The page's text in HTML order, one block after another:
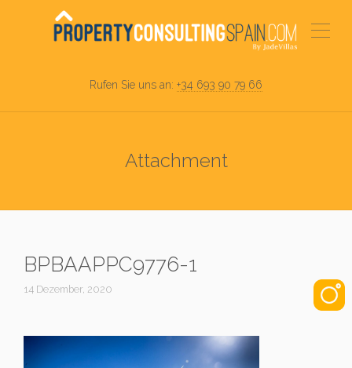
Rufen Sie uns an: +34 693 90 79 66
Attachment
BPBAAPPC9776-1
14 Dezember, 2020